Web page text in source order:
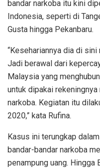
bandar narkoba itu kini
Indonesia, seperti di
Gusta hingga Pekanbaru.
“Kesehariannya dia di
Jadi berawal dari
Malaysia yang
untuk dipakai
narkoba. Kegiatan itu
2020,” kata Rufina.
Kasus ini terungkap
bandar-bandar narkoba
penampung uang. Hingga